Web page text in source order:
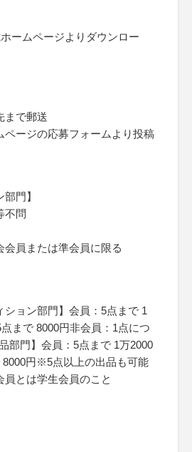
ームページよりダウンロー
まで郵送
ページの応募フォームより投稿
門】
不問
会員または準会員に限る
ション部門】会員：5点まで 1
まで 8000円非会員：1点につ
部門】会員：5点まで 1万2000
8000円※5点以上の出品も可能
員とは学生会員のこと